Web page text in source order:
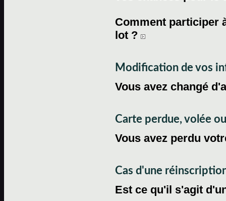
Comment participer
lot ?
Modification de vos
Vous avez changé
Carte perdue, volée
Vous avez perdu
Cas d'une
Est ce qu'il s'agit